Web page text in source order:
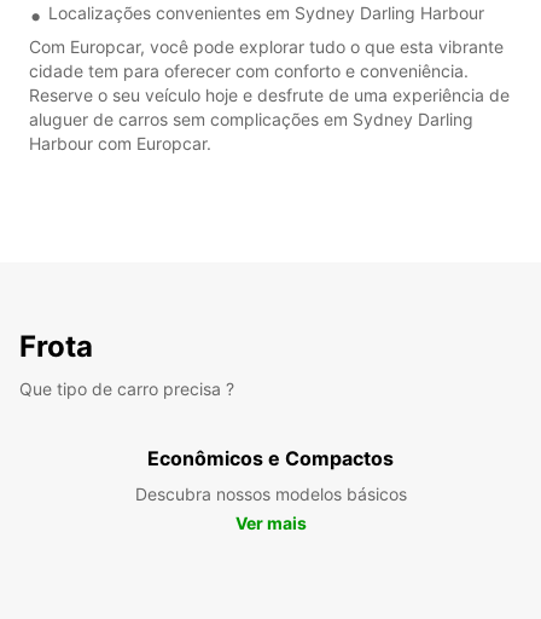
Localizações convenientes em Sydney Darling Harbour
Com Europcar, você pode explorar tudo o que esta vibrante
cidade tem para oferecer com conforto e conveniência.
Reserve o seu veículo hoje e desfrute de uma experiência de
aluguer de carros sem complicações em Sydney Darling
Harbour com Europcar.
Frota
Que tipo de carro precisa ?
Econômicos e Compactos
Descubra nossos modelos básicos
Ver mais